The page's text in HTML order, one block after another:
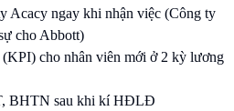
ngay khi nhận việc (Công ty
cho Abbott)
cho nhân viên mới ở 2 kỳ lương
BHTN sau khi kí HĐLĐ